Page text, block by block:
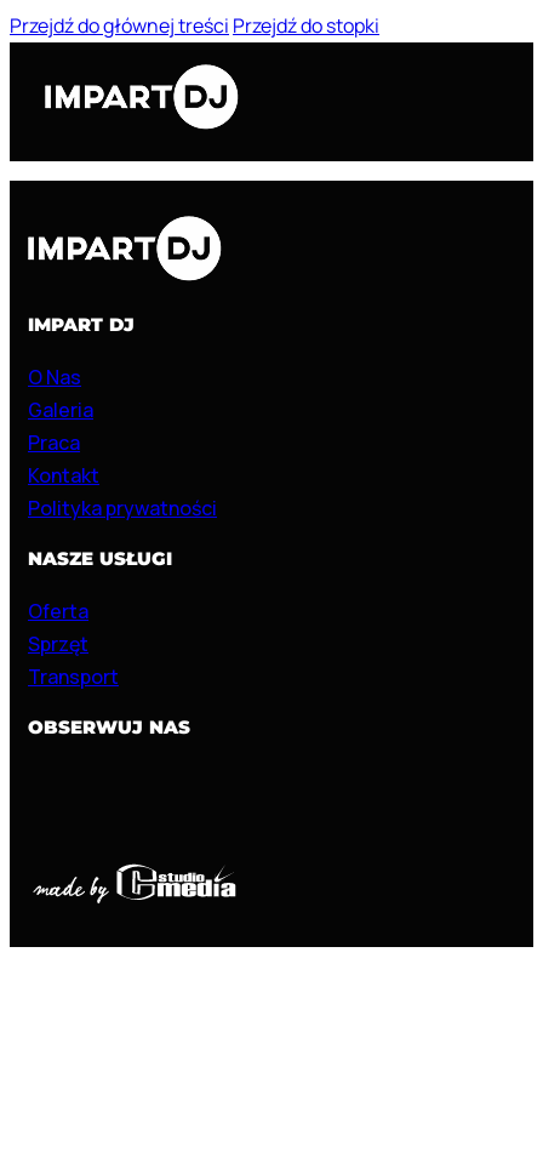
Przejdź do głównej treści Przejdź do stopki
IMPART DJ
O Nas
Galeria
Praca
Kontakt
Polityka prywatności
NASZE USŁUGI
Oferta
Sprzęt
Transport
OBSERWUJ NAS